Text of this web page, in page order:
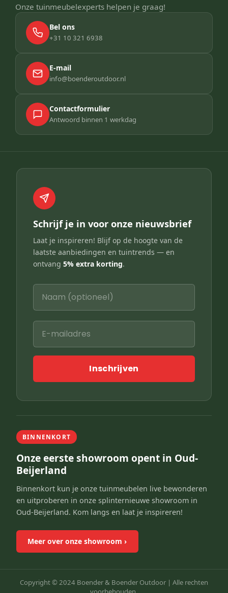
Onze tuinmeubelexperts helpen je graag!
Bel ons
+31 10 321 6938
E-mail
info@boenderoutdoor.nl
Contactformulier
Antwoord binnen 1 werkdag
Schrijf je in voor onze nieuwsbrief
Laat je inspireren! Blijf op de hoogte van de
laatste aanbiedingen en tuintrends — en
ontvang 5% extra korting.
Inschrijven
BINNENKORT
Onze eerste showroom opent in Oud-
Beijerland
Binnenkort kun je onze tuinmeubelen live bewonderen
en uitproberen in onze splinternieuwe showroom in
Oud-Beijerland. Kom langs en laat je inspireren!
Meer over onze showroom ›
Copyright © 2024 Boender & Boender Outdoor | Alle rechten